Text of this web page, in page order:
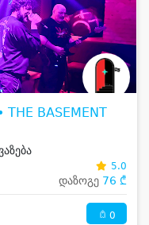
THE BASEMENT
5.0
დაზოგე 76 ₾
0